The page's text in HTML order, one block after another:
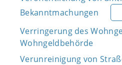
Bekanntmachungen
Verringerung des
Wohngeldbehörde
Verunreinigung von